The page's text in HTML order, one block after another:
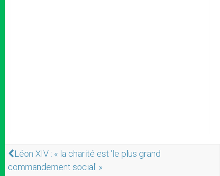
Léon XIV : « la charité est 'le plus grand
commandement social' »